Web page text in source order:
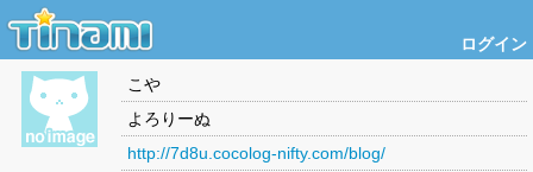
ログイン
こや
よろりーぬ
http://7d8u.cocolog-nifty.com/blog/